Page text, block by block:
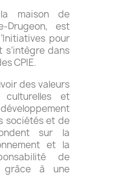
la maison de
Drugeon, est
pour
s’intègre dans
CPIE.
des valeurs
culturelles et
sociétés et de
sur la
et la
de
grâce à une